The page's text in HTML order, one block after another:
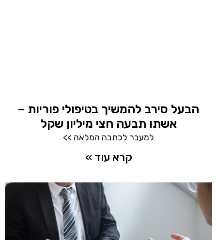
הבעל סירב להמשיך בטיפולי פוריות –
אשתו תבעה חצי מיליון שקל
למעבר לכתבה המלאה >>
קרא עוד »